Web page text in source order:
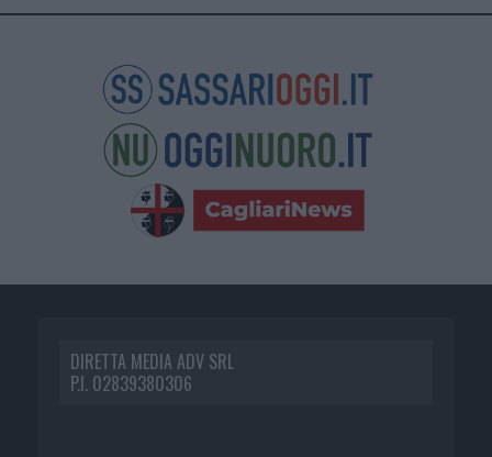
DIRETTA MEDIA ADV SRL
P.I. 02839380306